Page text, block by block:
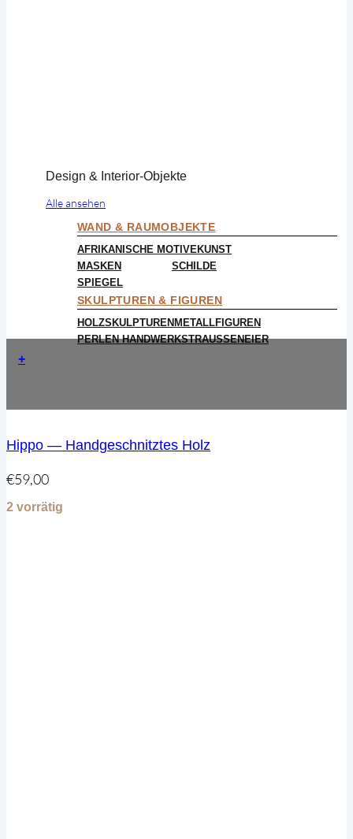
Design & Interior-Objekte
Alle ansehen
WAND & RAUMOBJEKTE
AFRIKANISCHE MOTIVEKUNST
MASKEN
SCHILDE
SPIEGEL
SKULPTUREN & FIGUREN
HOLZSKULPTURENMETALLFIGUREN
PERLEN HANDWERKSTRAUSSENEIER
+
Hippo — Handgeschnitztes Holz
€59,00
2 vorrätig